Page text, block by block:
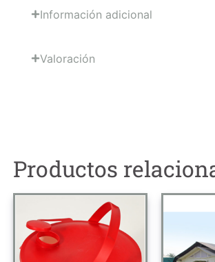
Información adicional
Valoración
Productos